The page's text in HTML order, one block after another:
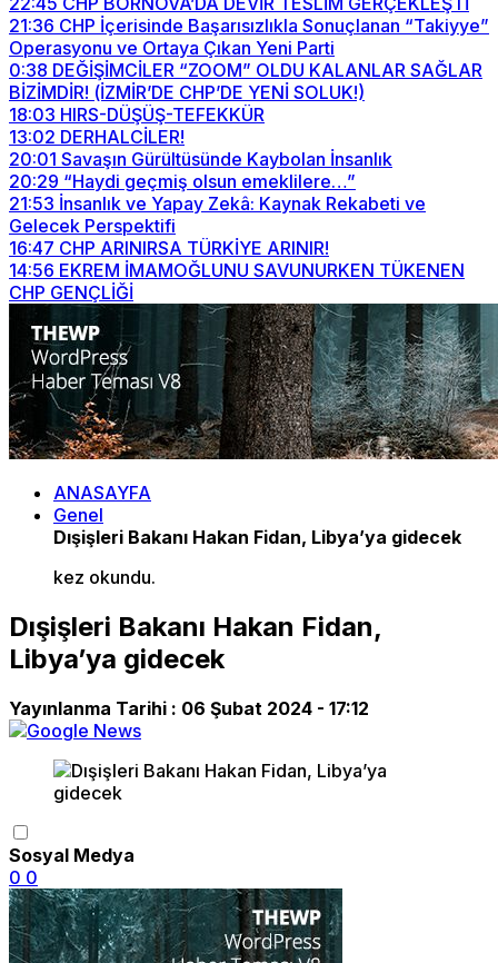
21:36 CHP İçerisinde Başarısızlıkla Sonuçlanan “Takiyye”
Operasyonu ve Ortaya Çıkan Yeni Parti
0:38 DEĞİŞİMCİLER “ZOOM” OLDU KALANLAR SAĞLAR
BİZİMDİR! (İZMİR’DE CHP’DE YENİ SOLUK!)
18:03 HIRS-DÜŞÜŞ-TEFEKKÜR
13:02 DERHALCİLER!
20:01 Savaşın Gürültüsünde Kaybolan İnsanlık
20:29 “Haydi geçmiş olsun emeklilere…”
21:53 İnsanlık ve Yapay Zekâ: Kaynak Rekabeti ve
Gelecek Perspektifi
16:47 CHP ARINIRSA TÜRKİYE ARINIR!
14:56 EKREM İMAMOĞLUNU SAVUNURKEN TÜKENEN
CHP GENÇLİĞİ
ANASAYFA
Genel
Dışişleri Bakanı Hakan Fidan, Libya’ya gidecek
kez okundu.
Dışişleri Bakanı Hakan Fidan,
Libya’ya gidecek
Yayınlanma Tarihi : 06 Şubat 2024 - 17:12
Sosyal Medya
0 0